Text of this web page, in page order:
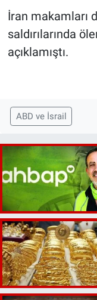
İran makamları
saldırılarında
açıklamıştı.
ABD ve İsrail